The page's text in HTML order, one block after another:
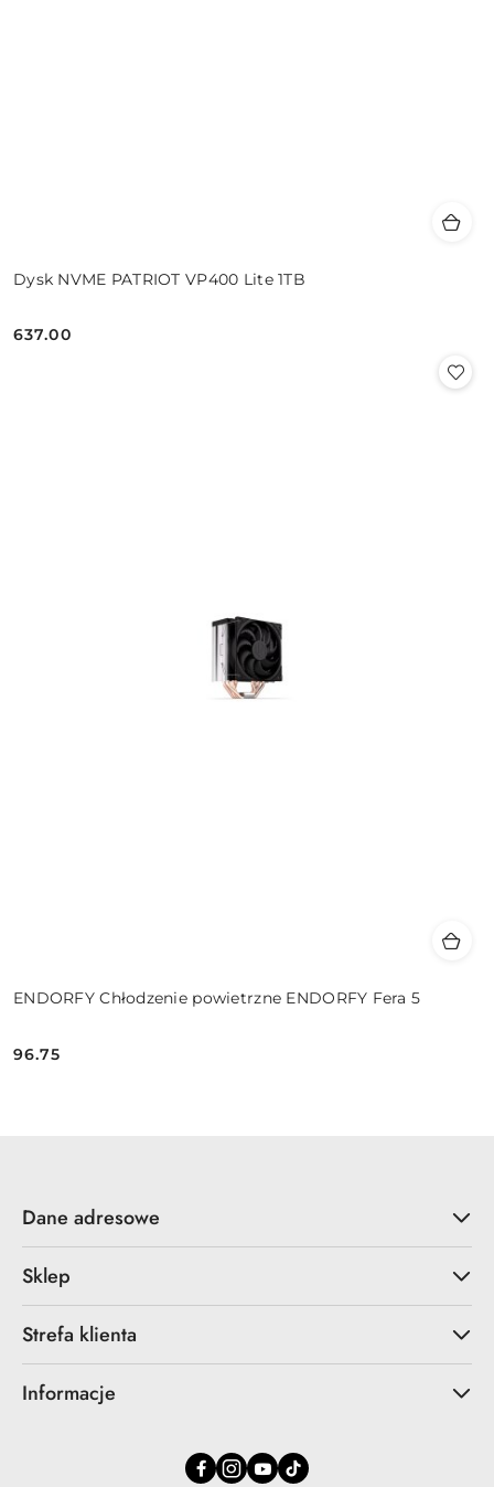
Dysk NVME PATRIOT VP400 Lite 1TB
Cena:
637.00
ENDORFY Chłodzenie powietrzne ENDORFY Fera 5
Cena:
96.75
Dane adresowe
Sklep
Strefa klienta
Informacje